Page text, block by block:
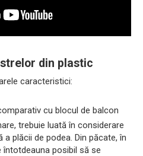
din plastic
caracteristici:
cu blocul de balcon
trebuie luată în considerare
plăcii de podea. Din păcate, în
întotdeauna posibil să se